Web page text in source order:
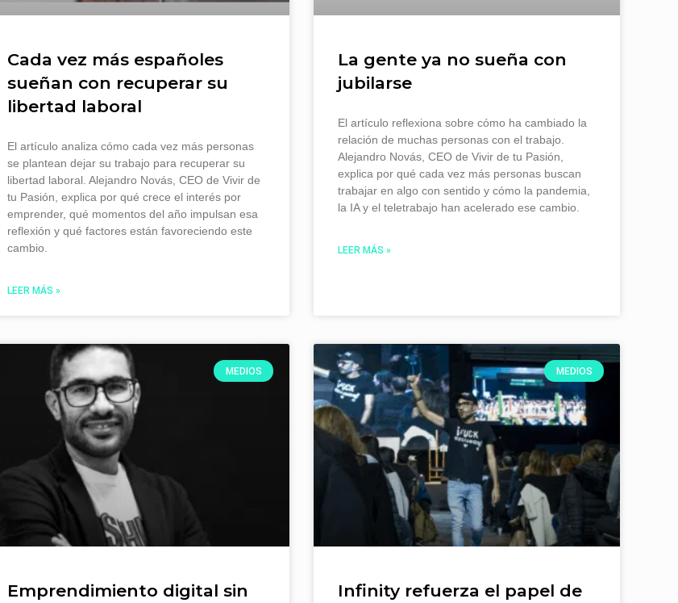
Cada vez más españoles
sueñan con recuperar su
libertad laboral
El artículo analiza cómo cada vez más personas
se plantean dejar su trabajo para recuperar su
libertad laboral. Alejandro Novás, CEO de Vivir de
tu Pasión, explica por qué crece el interés por
emprender, qué momentos del año impulsan esa
reflexión y qué factores están favoreciendo este
cambio.
LEER MÁS »
La gente ya no sueña con
jubilarse
El artículo reflexiona sobre cómo ha cambiado la
relación de muchas personas con el trabajo.
Alejandro Novás, CEO de Vivir de tu Pasión,
explica por qué cada vez más personas buscan
trabajar en algo con sentido y cómo la pandemia,
la IA y el teletrabajo han acelerado ese cambio.
LEER MÁS »
MEDIOS
Emprendimiento digital sin
MEDIOS
Infinity refuerza el papel de